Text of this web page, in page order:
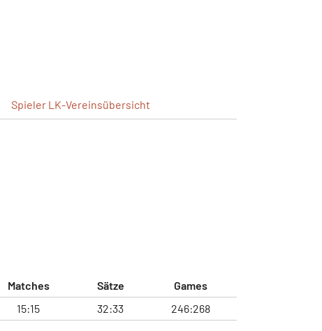
Spieler LK-Vereinsübersicht
Matches Sätze
Games
15:15 32:33 246:268